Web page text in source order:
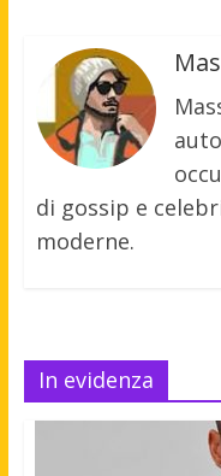
di gossip e
moderne.
In evidenza